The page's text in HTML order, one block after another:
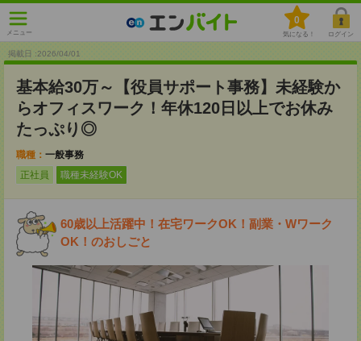
メニュー
0
気になる！ ログイン
掲載日 :2026/04/01
基本給30万～【役員サポート事務】未経験か
らオフィスワーク！年休120日以上でお休み
たっぷり◎
職種： 一般事務
正社員
職種未経験OK
60歳以上活躍中！在宅ワークOK！副業・Wワーク
OK！のおしごと